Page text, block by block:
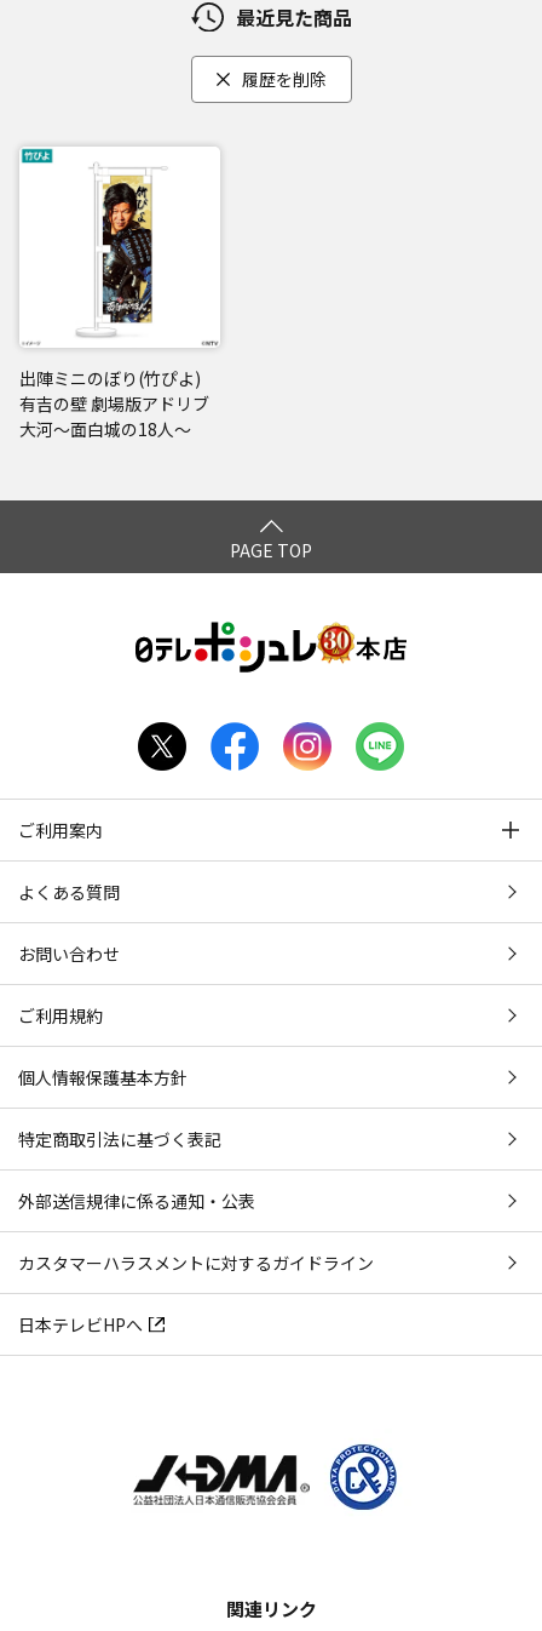
最近見た商品
履歴を削除
出陣ミニのぼり(竹ぴよ)
有吉の壁 劇場版アドリブ
大河～面白城の18人～
PAGE TOP
ご利用案内
よくある質問
お問い合わせ
ご利用規約
個人情報保護基本方針
特定商取引法に基づく表記
外部送信規律に係る通知・公表
カスタマーハラスメントに対するガイドライン
日本テレビHPへ
関連リンク